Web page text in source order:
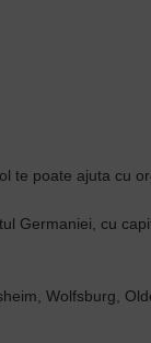
te poate ajuta cu
Germaniei, cu
Wolfsburg,